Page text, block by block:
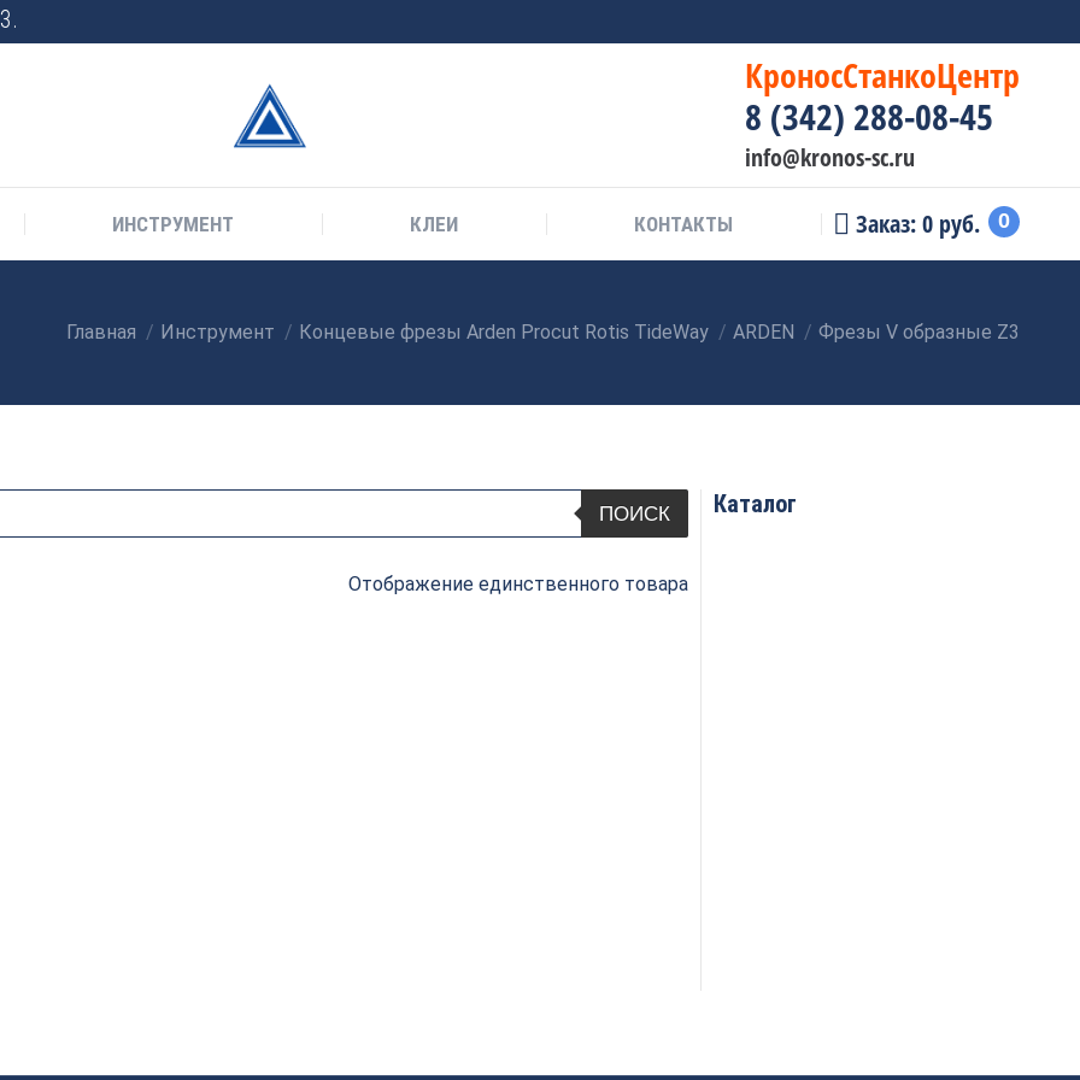
КроносСтанкоЦентр
8 (342) 288-08-45
info@kronos-sc.ru
ИНСТРУМЕНТ КЛЕИ КОНТАКТЫ Заказ:0 руб. 0
Вы здесь:
Главная Инструмент Концевые фрезы Arden Procut Rotis TideWay ARDEN Фрезы V образные Z3
ПОИСК
Отображение единственного товара
Каталог